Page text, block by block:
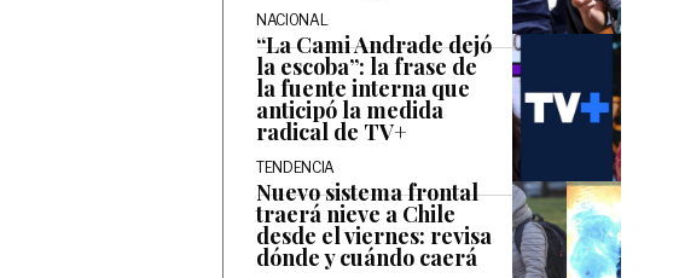
NACIONAL
“La Cami Andrade dejó
la escoba”: la frase de
la fuente interna que
anticipó la medida
radical de TV+
TENDENCIA
Nuevo sistema frontal
traerá nieve a Chile
desde el viernes: revisa
dónde y cuándo caerá